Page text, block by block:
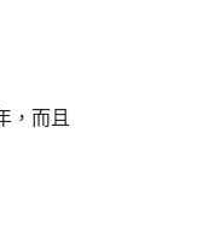
，而且